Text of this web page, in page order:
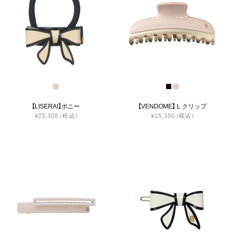
【LISERAI】ポニー
¥25,300 (税込)
【VENDOME】 L クリップ
¥25,300 (税込)